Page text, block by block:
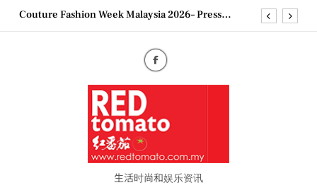
Skip
“See Her Heal – 1,000 Untold Stories” 为马来西亚
2026 全国房地产大奖创历史纪录 见证马来西亚房
Epson reinvents affordable printing with next-
generation EcoTank Series
Couture Fashion Week Malaysia 2026– Press
“See Her Heal – 1,000 Untold Stories” 为马来西亚
妈妈提供分享剖腹产复原历程的空间
2026 全国房地产大奖创历史纪录 见证马来西亚房
地产经纪行业蓬勃发展生活时尚和娱乐资讯